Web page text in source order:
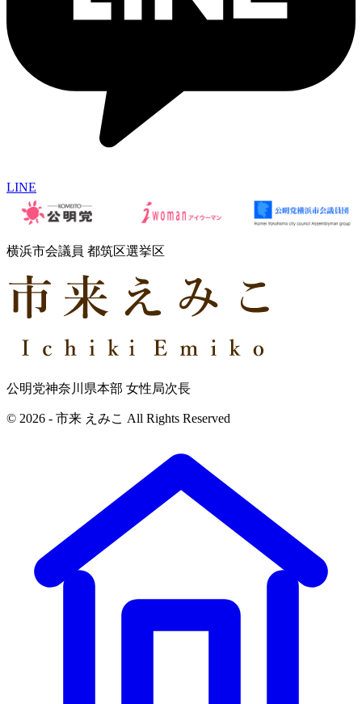
LINE
横浜市会議員 都筑区選挙区
公明党神奈川県本部 女性局次長
© 2026 - 市来 えみこ All Rights Reserved